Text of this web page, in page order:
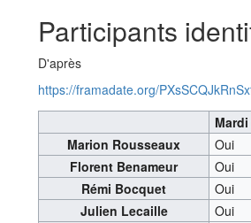
Participants
D'après
https://framadate.org/
Mardi
Marion Rousseaux
Oui
Florent Benameur
Oui
Rémi Bocquet
Oui
Julien Lecaille
Oui